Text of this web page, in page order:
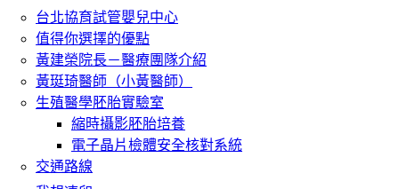
台北協育試管嬰兒中心
值得你選擇的優點
黃建榮院長－醫療團隊介紹
黃珽琦醫師（小黃醫師）
生殖醫學胚胎實驗室
縮時攝影胚胎培養
電子晶片檢體安全核對系統
交通路線